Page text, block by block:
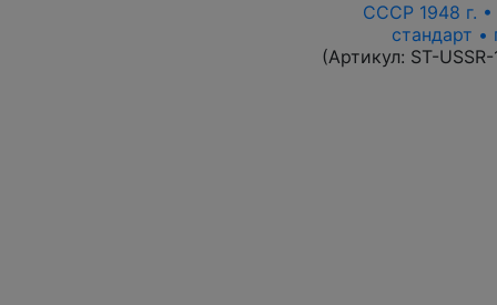
СССР 1948 г. •
стандарт
(Артикул: ST-